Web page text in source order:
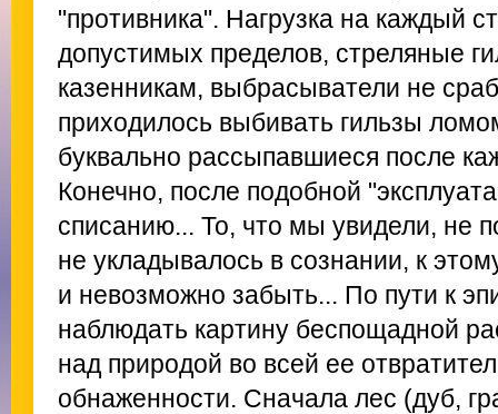
"противника". Нагрузка на каждый
допустимых пределов, стреляные
казенникам, выбрасыватели не
приходилось выбивать гильзы
буквально рассыпавшиеся после
Конечно, после подобной
списанию... То, что мы увидели, не
не укладывалось в сознании, к
и невозможно забыть... По пути к
наблюдать картину беспощадной
над природой во всей ее
обнаженности. Сначала лес (дуб,